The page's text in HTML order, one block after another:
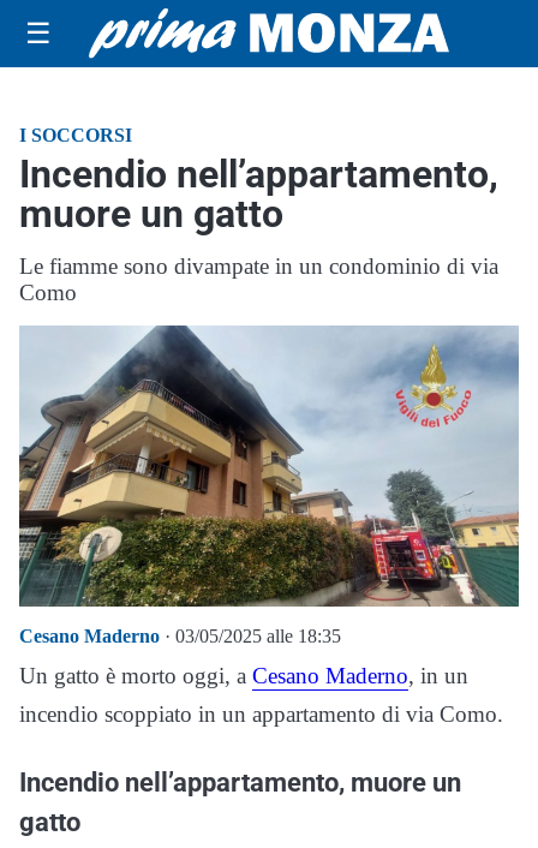
☰
I SOCCORSI
Incendio nell’appartamento,
muore un gatto
Le fiamme sono divampate in un condominio di via
Como
Cesano Maderno · 03/05/2025 alle 18:35
Un gatto è morto oggi, a Cesano Maderno, in un
incendio scoppiato in un appartamento di via Como.
Incendio nell’appartamento, muore un
gatto